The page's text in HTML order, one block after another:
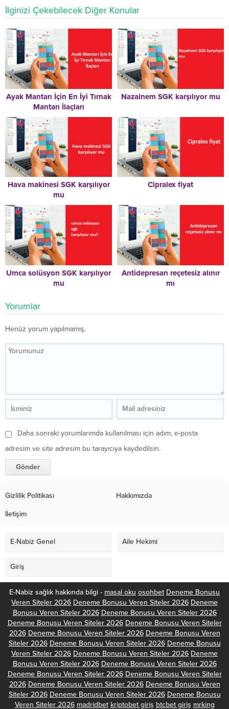
İlginizi Çekebilecek Diğer Konular
Ayak Mantarı İçin En İyi Tırnak
Mantarı İlaçları
Nazalnem SGK karşılıyor mu
Hava makinesi SGK karşılıyor
mu
Cipralex fiyat
Umca solüsyon SGK karşılıyor
mu
Antidepresan reçetesiz alınır
mı
Yorumlar
Henüz yorum yapılmamış.
Daha sonraki yorumlarımda kullanılması için adım, e-posta
adresim ve site adresim bu tarayıcıya kaydedilsin.
Gizlilik Politikası Hakkımızda
İletişim
E-Nabiz Genel Aile Hekimi
Giriş
E-Nabiz sağlık hakkında bilgi - masal oku osohbet Deneme Bonusu
Veren Siteler 2026 Deneme Bonusu Veren Siteler 2026 Deneme
Bonusu Veren Siteler 2026 Deneme Bonusu Veren Siteler 2026
Deneme Bonusu Veren Siteler 2026 Deneme Bonusu Veren Siteler
2026 Deneme Bonusu Veren Siteler 2026 Deneme Bonusu Veren
Siteler 2026 Deneme Bonusu Veren Siteler 2026 Deneme Bonusu
Veren Siteler 2026 Deneme Bonusu Veren Siteler 2026 Deneme
Bonusu Veren Siteler 2026 Deneme Bonusu Veren Siteler 2026
Deneme Bonusu Veren Siteler 2026 Deneme Bonusu Veren Siteler
2026 Deneme Bonusu Veren Siteler 2026 Deneme Bonusu Veren
Siteler 2026 Deneme Bonusu Veren Siteler 2026 Deneme Bonusu
Veren Siteler 2026 madridbet kriptobet giriş btcbet giriş mrking